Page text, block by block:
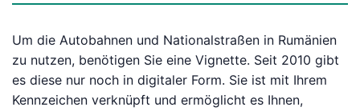
Um die Autobahnen und Nationalstraßen in Rumänien
zu nutzen, benötigen Sie eine Vignette. Seit 2010 gibt
es diese nur noch in digitaler Form. Sie ist mit Ihrem
Kennzeichen verknüpft und ermöglicht es Ihnen,